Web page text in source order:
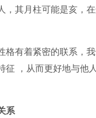
，其月柱可能是亥，
格有着紧密的联系，
征 ，从而更好地与他
系